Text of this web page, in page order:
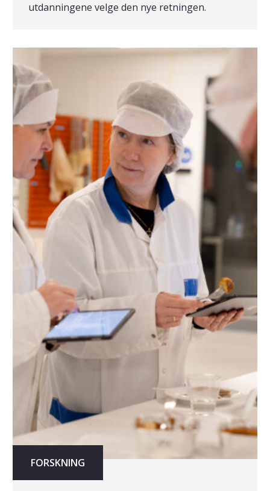
utdanningene velge den nye retningen.
FORSKNING